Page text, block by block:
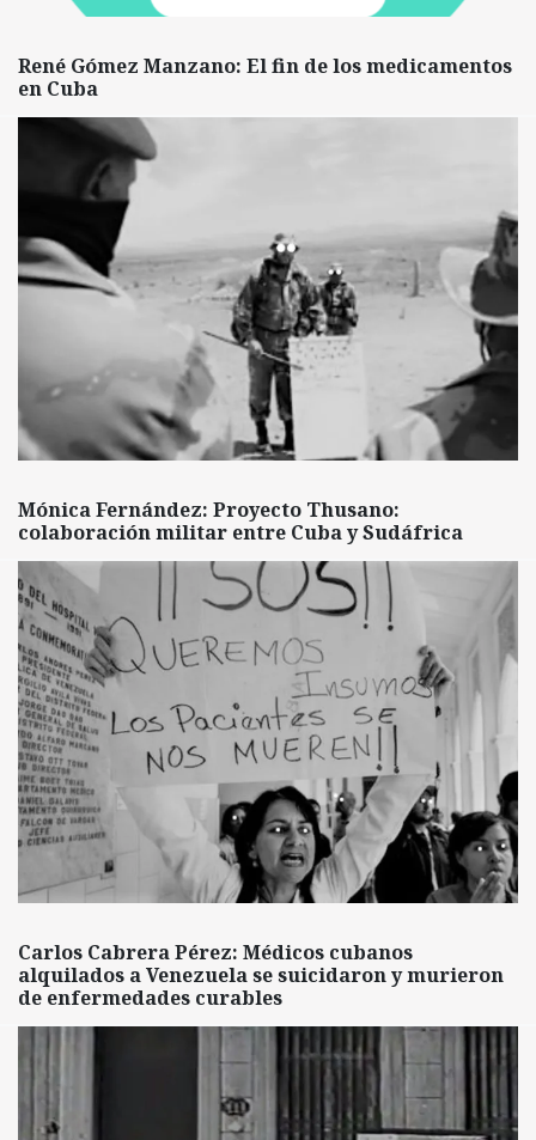
René Gómez Manzano: El fin de los medicamentos
en Cuba
Mónica Fernández: Proyecto Thusano:
colaboración militar entre Cuba y Sudáfrica
Carlos Cabrera Pérez: Médicos cubanos
alquilados a Venezuela se suicidaron y murieron
de enfermedades curables